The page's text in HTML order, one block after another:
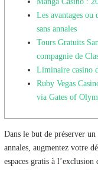
Les avantages ou
sans annales
Tours Gratuits
compagnie de
Liminaire casino
Ruby Vegas
via Gates of
Dans le but de préserver
annales, augmentez votre
espaces gratis à